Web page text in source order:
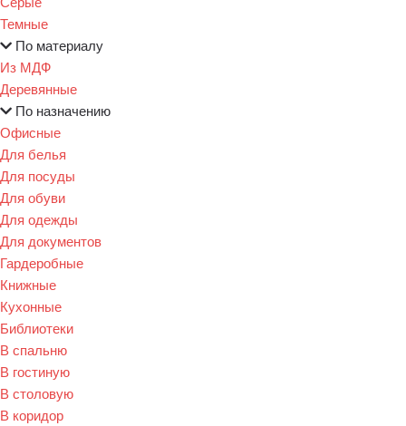
Темные
По материалу
Из МДФ
Деревянные
По назначению
Офисные
Для белья
Для посуды
Для обуви
Для одежды
Для документов
Гардеробные
Книжные
Кухонные
Библиотеки
В спальню
В гостиную
В столовую
В коридор